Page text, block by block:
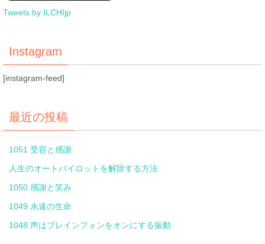
Tweets by ILCHIjp
Instagram
[instagram-feed]
最近の投稿
1051 受容と感謝
人生のオートパイロットを解除する方法
1050 感謝と笑み
1049 永遠の生命
1048 声はブレインフォンをオンにする振動